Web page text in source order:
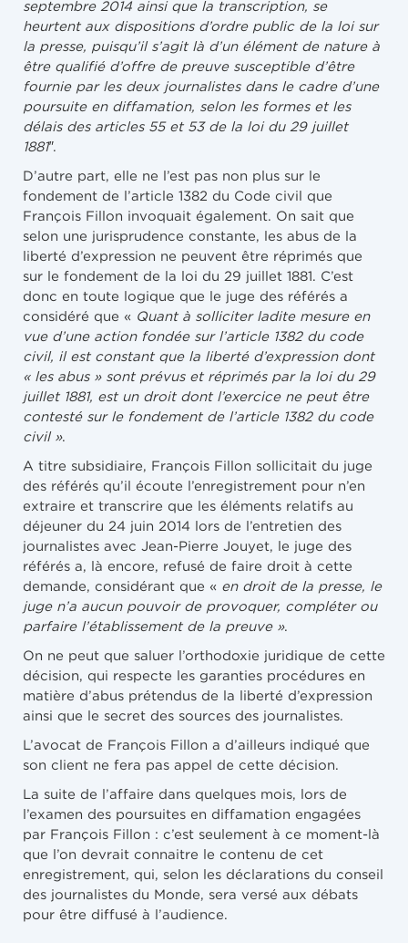
septembre 2014 ainsi que la transcription, se
heurtent aux dispositions d’ordre public de la loi sur
la presse, puisqu’il s’agit là d’un élément de nature à
être qualifié d’offre de preuve susceptible d’être
fournie par les deux journalistes dans le cadre d’une
poursuite en diffamation, selon les formes et les
délais des articles 55 et 53 de la loi du 29 juillet
1881″.
D’autre part, elle ne l’est pas non plus sur le
fondement de l’article 1382 du Code civil que
François Fillon invoquait également. On sait que
selon une jurisprudence constante, les abus de la
liberté d’expression ne peuvent être réprimés que
sur le fondement de la loi du 29 juillet 1881. C’est
donc en toute logique que le juge des référés a
considéré que « Quant à solliciter ladite mesure en
vue d’une action fondée sur l’article 1382 du code
civil, il est constant que la liberté d’expression dont
« les abus » sont prévus et réprimés par la loi du 29
juillet 1881, est un droit dont l’exercice ne peut être
contesté sur le fondement de l’article 1382 du code
civil ».
A titre subsidiaire, François Fillon sollicitait du juge
des référés qu’il écoute l’enregistrement pour n’en
extraire et transcrire que les éléments relatifs au
déjeuner du 24 juin 2014 lors de l’entretien des
journalistes avec Jean-Pierre Jouyet, le juge des
référés a, là encore, refusé de faire droit à cette
demande, considérant que « en droit de la presse, le
juge n’a aucun pouvoir de provoquer, compléter ou
parfaire l’établissement de la preuve ».
On ne peut que saluer l’orthodoxie juridique de cette
décision, qui respecte les garanties procédures en
matière d’abus prétendus de la liberté d’expression
ainsi que le secret des sources des journalistes.
L’avocat de François Fillon a d’ailleurs indiqué que
son client ne fera pas appel de cette décision.
La suite de l’affaire dans quelques mois, lors de
l’examen des poursuites en diffamation engagées
par François Fillon : c’est seulement à ce moment-là
que l’on devrait connaitre le contenu de cet
enregistrement, qui, selon les déclarations du conseil
des journalistes du Monde, sera versé aux débats
pour être diffusé à l’audience.